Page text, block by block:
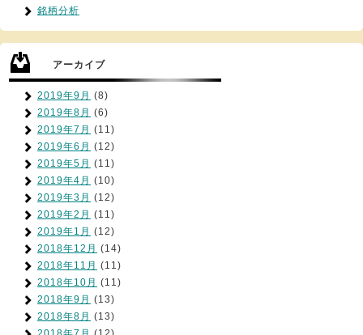
銘柄分析
アーカイブ
2019年9月 (8)
2019年8月 (6)
2019年7月 (11)
2019年6月 (12)
2019年5月 (11)
2019年4月 (10)
2019年3月 (12)
2019年2月 (11)
2019年1月 (12)
2018年12月 (14)
2018年11月 (11)
2018年10月 (11)
2018年9月 (13)
2018年8月 (13)